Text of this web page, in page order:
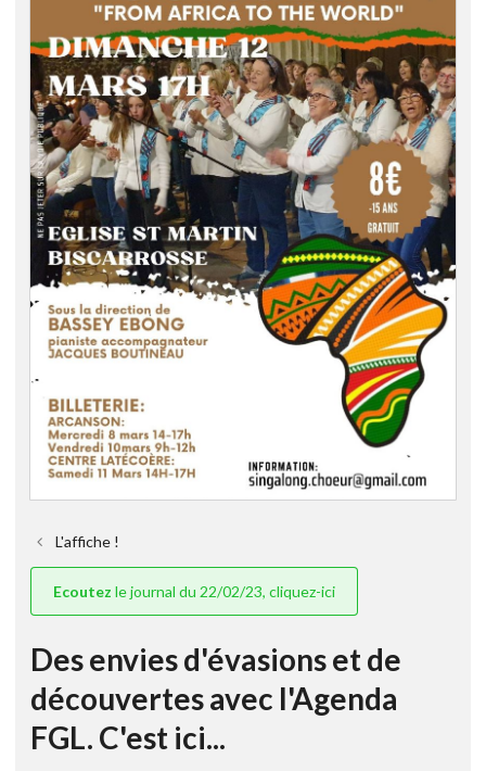
L'affiche !
Ecoutez le journal du 22/02/23, cliquez-ici
Des envies d'évasions et de
découvertes avec l'Agenda
FGL. C'est ici...